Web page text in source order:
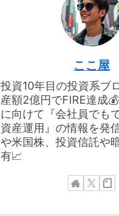
ここ屋
投資10年目の投資系ブ
産額2億円でFIRE達成
に向けて『会社員でも
資産運用』の情報を発
や米国株、投資信託や
有📈